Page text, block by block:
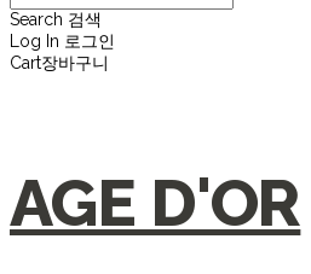
Search 검색
Log In 로그인
Cart장바구니
AGE D'OR